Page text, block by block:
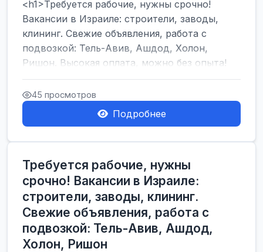
<h1>Требуется рабочие, нужны срочно!
Вакансии в Израиле: строители, заводы,
клининг. Свежие объявления, работа с
подвозкой: Тель-Авив, Ашдод, Холон,
Ришон. Высокая оплата, можно без опыта!
</h1><br />
... 45 просмотров
Подробнее
Требуется рабочие, нужны
срочно! Вакансии в Израиле:
строители, заводы, клининг.
Свежие объявления, работа с
подвозкой: Тель-Авив, Ашдод,
Холон, Ришон